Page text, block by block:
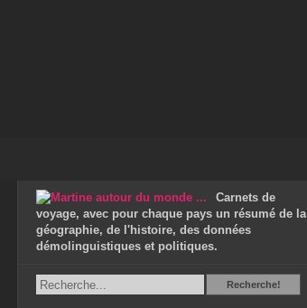
Carnets de
voyage, avec pour chaque pays un résumé de la
géographie, de l'histoire, des données
démolinguistiques et politiques.
RechercheRecherche!